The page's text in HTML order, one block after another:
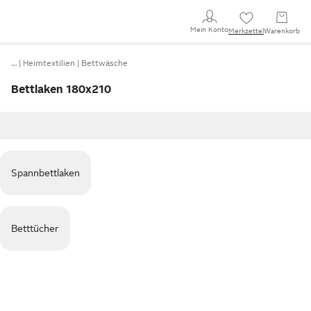
Mein KontoMerkzettel Warenkorb
… Heimtextilien Bettwäsche
Bettlaken 180x210
Spannbettlaken
Betttücher